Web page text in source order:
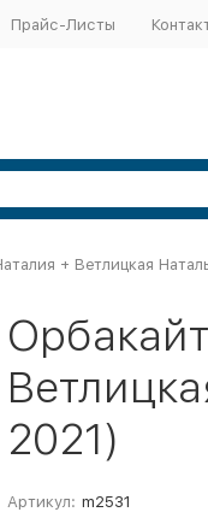
Прайс-Листы
+ Ветлицкая
2021)
Артикул: m2531